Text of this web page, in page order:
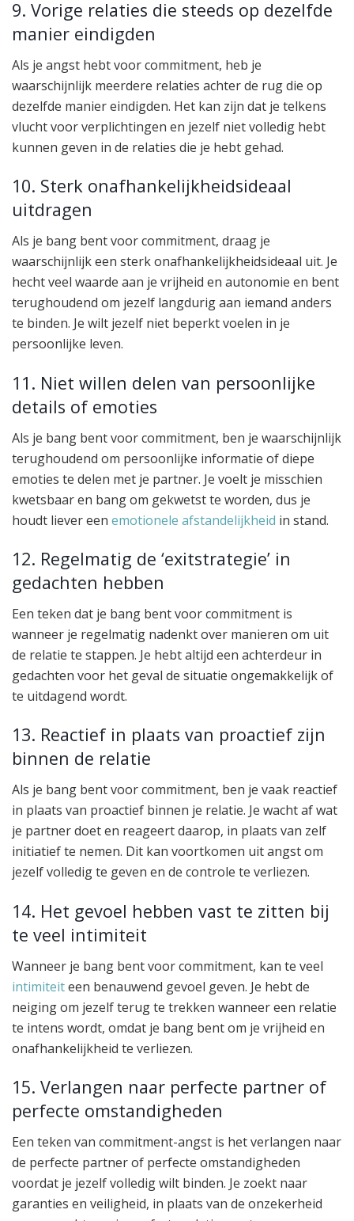
9. Vorige relaties die steeds op dezelfde
manier eindigden
Als je angst hebt voor commitment, heb je
waarschijnlijk meerdere relaties achter de rug die op
dezelfde manier eindigden. Het kan zijn dat je telkens
vlucht voor verplichtingen en jezelf niet volledig hebt
kunnen geven in de relaties die je hebt gehad.
10. Sterk onafhankelijkheidsideaal
uitdragen
Als je bang bent voor commitment, draag je
waarschijnlijk een sterk onafhankelijkheidsideaal uit. Je
hecht veel waarde aan je vrijheid en autonomie en bent
terughoudend om jezelf langdurig aan iemand anders
te binden. Je wilt jezelf niet beperkt voelen in je
persoonlijke leven.
11. Niet willen delen van persoonlijke
details of emoties
Als je bang bent voor commitment, ben je waarschijnlijk
terughoudend om persoonlijke informatie of diepe
emoties te delen met je partner. Je voelt je misschien
kwetsbaar en bang om gekwetst te worden, dus je
houdt liever een emotionele afstandelijkheid in stand.
12. Regelmatig de ‘exitstrategie’ in
gedachten hebben
Een teken dat je bang bent voor commitment is
wanneer je regelmatig nadenkt over manieren om uit
de relatie te stappen. Je hebt altijd een achterdeur in
gedachten voor het geval de situatie ongemakkelijk of
te uitdagend wordt.
13. Reactief in plaats van proactief zijn
binnen de relatie
Als je bang bent voor commitment, ben je vaak reactief
in plaats van proactief binnen je relatie. Je wacht af wat
je partner doet en reageert daarop, in plaats van zelf
initiatief te nemen. Dit kan voortkomen uit angst om
jezelf volledig te geven en de controle te verliezen.
14. Het gevoel hebben vast te zitten bij
te veel intimiteit
Wanneer je bang bent voor commitment, kan te veel
intimiteiteen benauwend gevoel geven. Je hebt de
neiging om jezelf terug te trekken wanneer een relatie
te intens wordt, omdat je bang bent om je vrijheid en
onafhankelijkheid te verliezen.
15. Verlangen naar perfecte partner of
perfecte omstandigheden
Een teken van commitment-angst is het verlangen naar
de perfecte partner of perfecte omstandigheden
voordat je jezelf volledig wilt binden. Je zoekt naar
garanties en veiligheid, in plaats van de onzekerheid